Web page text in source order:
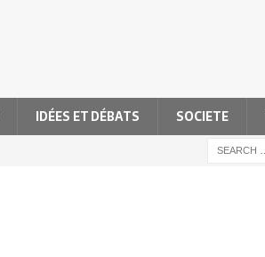
IDÉES ET DÉBATS SOCIETE